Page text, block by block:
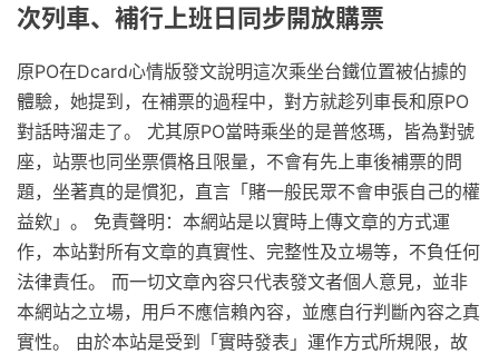
次列車、補行上班日同步開放購票
原PO在Dcard心情版發文說明這次乘坐台鐵位置被佔據的
體驗，她提到，在補票的過程中，對方就趁列車長和原PO
對話時溜走了。 尤其原PO當時乘坐的是普悠瑪，皆為對號
座，站票也同坐票價格且限量，不會有先上車後補票的問
題，坐著真的是慣犯，直言「賭一般民眾不會申張自己的權
益欸」。 免責聲明：本網站是以實時上傳文章的方式運
作，本站對所有文章的真實性、完整性及立場等，不負任何
法律責任。 而一切文章內容只代表發文者個人意見，並非
本網站之立場，用戶不應信賴內容，並應自行判斷內容之真
實性。 由於本站是受到「實時發表」運作方式所規限，故